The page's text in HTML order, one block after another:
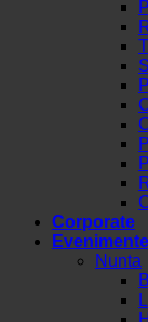
Corporate
Evenimente
Nunta